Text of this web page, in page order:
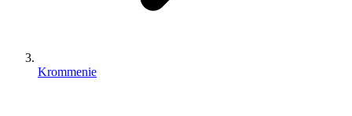
Krommenie